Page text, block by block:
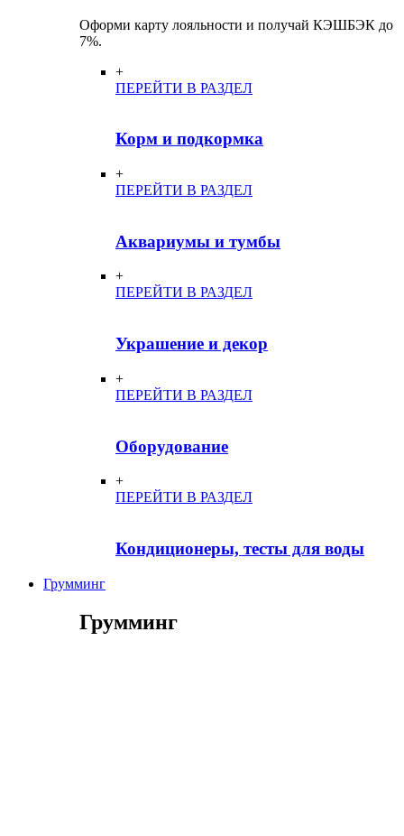
Оформи карту лояльности и получай КЭШБЭК до
7%.
+
ПЕРЕЙТИ В РАЗДЕЛ
Корм и подкормка
+
ПЕРЕЙТИ В РАЗДЕЛ
Аквариумы и тумбы
+
ПЕРЕЙТИ В РАЗДЕЛ
Украшение и декор
+
ПЕРЕЙТИ В РАЗДЕЛ
Оборудование
+
ПЕРЕЙТИ В РАЗДЕЛ
Кондиционеры, тесты для воды
Грумминг
Грумминг